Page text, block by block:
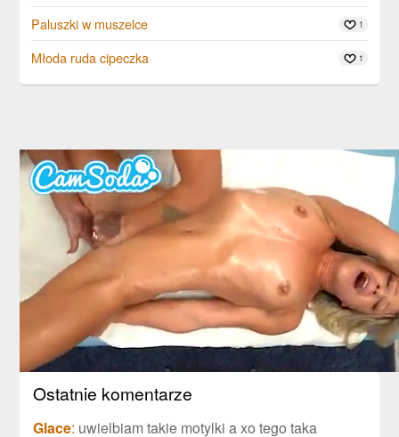
Paluszki w muszelce 1
Młoda ruda cipeczka 1
Ostatnie komentarze
Glace: uwielbiam takie motylki a xo tego taka